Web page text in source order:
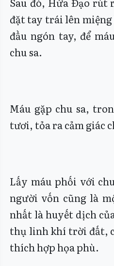
đặt tay trái lên
đầu ngón tay, để
chu sa.
Máu gặp chu sa,
tươi, tỏa ra cảm giác
Lấy máu phối với
người vốn cũng là
nhất là huyết dịch
thụ linh khí trời đất,
thích hợp họa phù.